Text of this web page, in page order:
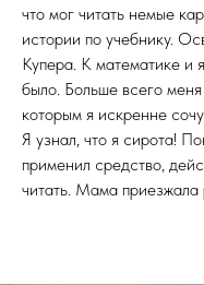
что мог читать немые
истории по учебнику.
Купера. К математике и
было. Больше всего
которым я искренне
Я узнал, что я сирота!
применил средство,
читать. Мама приезжала